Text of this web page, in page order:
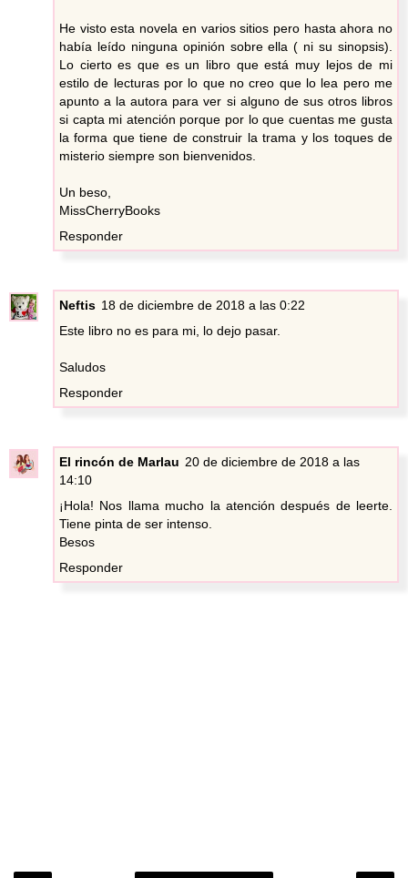
He visto esta novela en varios sitios pero hasta ahora no
había leído ninguna opinión sobre ella ( ni su sinopsis).
Lo cierto es que es un libro que está muy lejos de mi
estilo de lecturas por lo que no creo que lo lea pero me
apunto a la autora para ver si alguno de sus otros libros
si capta mi atención porque por lo que cuentas me gusta
la forma que tiene de construir la trama y los toques de
misterio siempre son bienvenidos.
Un beso,
MissCherryBooks
Responder
Neftis 18 de diciembre de 2018 a las 0:22
Este libro no es para mi, lo dejo pasar.
Saludos
Responder
El rincón de Marlau 20 de diciembre de 2018 a las
14:10
¡Hola! Nos llama mucho la atención después de leerte.
Tiene pinta de ser intenso.
Besos
Responder